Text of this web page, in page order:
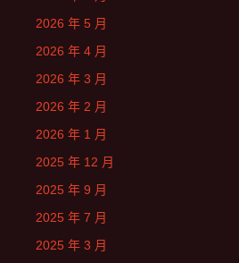
2026 年 5 月
2026 年 4 月
2026 年 3 月
2026 年 2 月
2026 年 1 月
2025 年 12 月
2025 年 9 月
2025 年 7 月
2025 年 3 月